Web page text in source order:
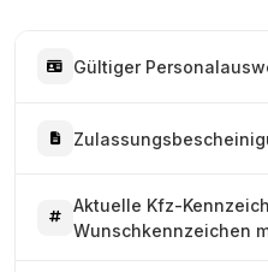
Gültiger
Aktuelle Kfz-
Wunschkennzeichen